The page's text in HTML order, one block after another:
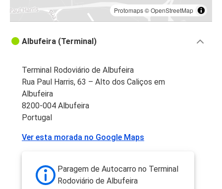
Protomaps©OpenStreetMap
Albufeira (Terminal)
Terminal Rodoviário de Albufeira
Rua Paul Harris, 63 – Alto dos Caliços em
Albufeira
8200-004 Albufeira
Portugal
Ver esta morada no Google Maps
Paragem de Autocarro no Terminal
Rodoviário de Albufeira